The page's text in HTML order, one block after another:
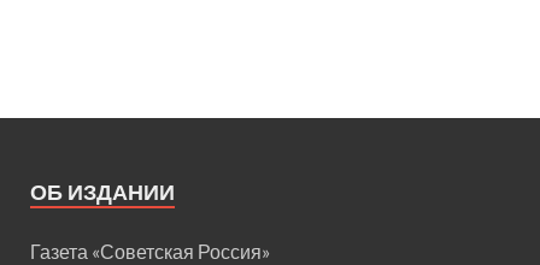
ОБ ИЗДАНИИ
Газета «Советская Россия»